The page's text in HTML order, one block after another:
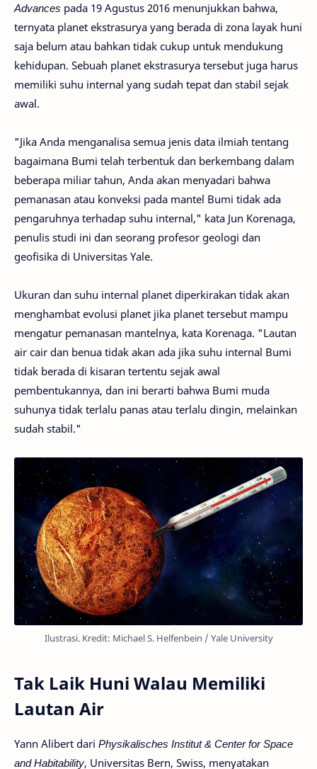
Advances pada 19 Agustus 2016 menunjukkan bahwa,
ternyata planet ekstrasurya yang berada di zona layak huni
saja belum atau bahkan tidak cukup untuk mendukung
kehidupan. Sebuah planet ekstrasurya tersebut juga harus
memiliki suhu internal yang sudah tepat dan stabil sejak
awal.
"Jika Anda menganalisa semua jenis data ilmiah tentang
bagaimana Bumi telah terbentuk dan berkembang dalam
beberapa miliar tahun, Anda akan menyadari bahwa
pemanasan atau konveksi pada mantel Bumi tidak ada
pengaruhnya terhadap suhu internal," kata Jun Korenaga,
penulis studi ini dan seorang profesor geologi dan
geofisika di Universitas Yale.
Ukuran dan suhu internal planet diperkirakan tidak akan
menghambat evolusi planet jika planet tersebut mampu
mengatur pemanasan mantelnya, kata Korenaga. "Lautan
air cair dan benua tidak akan ada jika suhu internal Bumi
tidak berada di kisaran tertentu sejak awal
pembentukannya, dan ini berarti bahwa Bumi muda
suhunya tidak terlalu panas atau terlalu dingin, melainkan
sudah stabil."
Ilustrasi. Kredit: Michael S. Helfenbein / Yale University
Tak Laik Huni Walau Memiliki
Lautan Air
Yann Alibert dari Physikalisches Institut & Center for Space
and Habitability, Universitas Bern, Swiss, menyatakan